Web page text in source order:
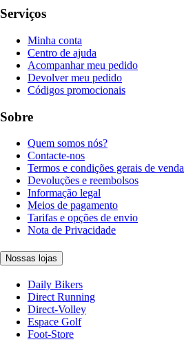
Serviços
Minha conta
Centro de ajuda
Acompanhar meu pedido
Devolver meu pedido
Códigos promocionais
Sobre
Quem somos nós?
Contacte-nos
Termos e condições gerais de venda
Devoluções e reembolsos
Informação legal
Meios de pagamento
Tarifas e opções de envio
Nota de Privacidade
Nossas lojas
Daily Bikers
Direct Running
Direct-Volley
Espace Golf
Foot-Store